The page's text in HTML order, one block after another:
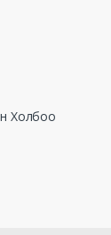
Холбоо